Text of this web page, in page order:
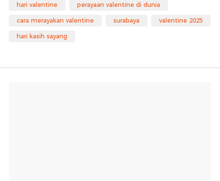
hari valentine perayaan valentine di dunia
cara merayakan valentine surabaya valentine 2025
hari kasih sayang